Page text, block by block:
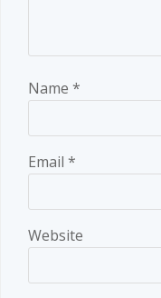
Name *
Email *
Website